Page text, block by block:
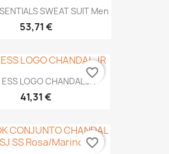
SWEAT SUIT Men
53,71 €
LOGO CHANDAL JR
41,31 €
favorite_border
favorite_border